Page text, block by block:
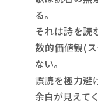
る。
それは詩を読
数的価値観(
ない。
誤読を極力避
余白が見えてく